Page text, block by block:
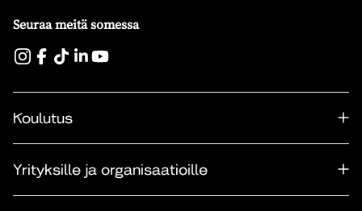
Seuraa meitä somessa
Koulutus
Yrityksille ja organisaatioille